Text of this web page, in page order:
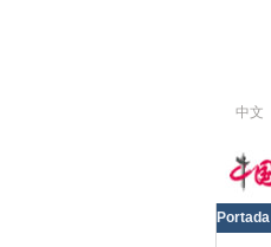
Portada